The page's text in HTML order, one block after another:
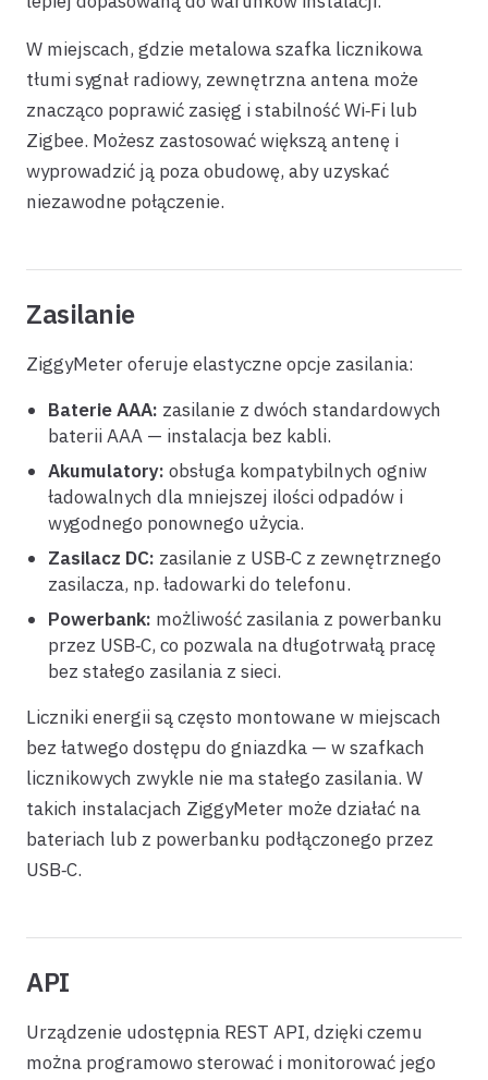
W miejscach, gdzie metalowa szafka licznikowa
tłumi sygnał radiowy, zewnętrzna antena może
znacząco poprawić zasięg i stabilność Wi‑Fi lub
Zigbee. Możesz zastosować większą antenę i
wyprowadzić ją poza obudowę, aby uzyskać
niezawodne połączenie.
Zasilanie
ZiggyMeter oferuje elastyczne opcje zasilania:
Baterie AAA: zasilanie z dwóch standardowych
baterii AAA — instalacja bez kabli.
Akumulatory: obsługa kompatybilnych ogniw
ładowalnych dla mniejszej ilości odpadów i
wygodnego ponownego użycia.
Zasilacz DC: zasilanie z USB‑C z zewnętrznego
zasilacza, np. ładowarki do telefonu.
Powerbank: możliwość zasilania z powerbanku
przez USB‑C, co pozwala na długotrwałą pracę
bez stałego zasilania z sieci.
Liczniki energii są często montowane w miejscach
bez łatwego dostępu do gniazdka — w szafkach
licznikowych zwykle nie ma stałego zasilania. W
takich instalacjach ZiggyMeter może działać na
bateriach lub z powerbanku podłączonego przez
USB‑C.
API
Urządzenie udostępnia REST API, dzięki czemu
można programowo sterować i monitorować jego